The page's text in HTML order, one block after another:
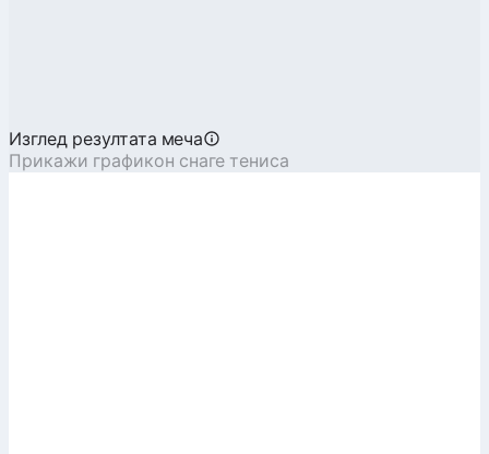
Изглед резултата меча
Прикажи графикон снаге тениса